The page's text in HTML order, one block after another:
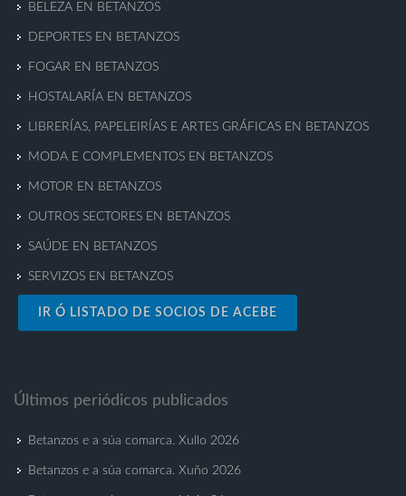
BELEZA EN BETANZOS
DEPORTES EN BETANZOS
FOGAR EN BETANZOS
HOSTALARÍA EN BETANZOS
LIBRERÍAS, PAPELEIRÍAS E ARTES GRÁFICAS EN BETANZOS
MODA E COMPLEMENTOS EN BETANZOS
MOTOR EN BETANZOS
OUTROS SECTORES EN BETANZOS
SAÚDE EN BETANZOS
SERVIZOS EN BETANZOS
IR Ó LISTADO DE SOCIOS DE ACEBE
Últimos periódicos publicados
Betanzos e a súa comarca. Xullo 2026
Betanzos e a súa comarca. Xuño 2026